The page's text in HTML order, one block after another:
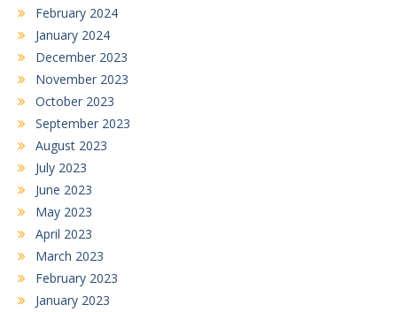
February 2024
January 2024
December 2023
November 2023
October 2023
September 2023
August 2023
July 2023
June 2023
May 2023
April 2023
March 2023
February 2023
January 2023